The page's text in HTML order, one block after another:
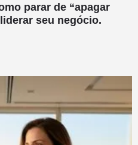
parar de “apagar
seu negócio.